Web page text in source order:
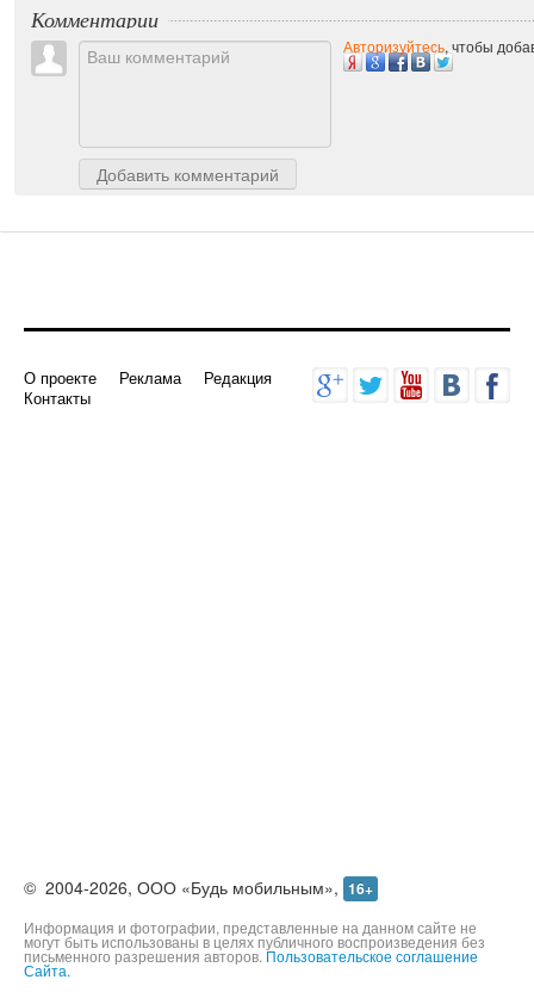
Комментарии
©2004-2026,ООО «Будь мобильным», 16+
Информация и фотографии, представленные на данном сайте не
могут быть использованы в целях публичного воспроизведения без